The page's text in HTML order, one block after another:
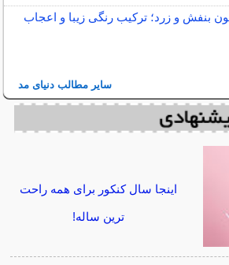
بنفش و زرد؛ ترکیب رنگی زیبا و اعجاب
سایر مطالب دنیای مد
اینجا سال کنکور برای همه راحت
ترین ساله!